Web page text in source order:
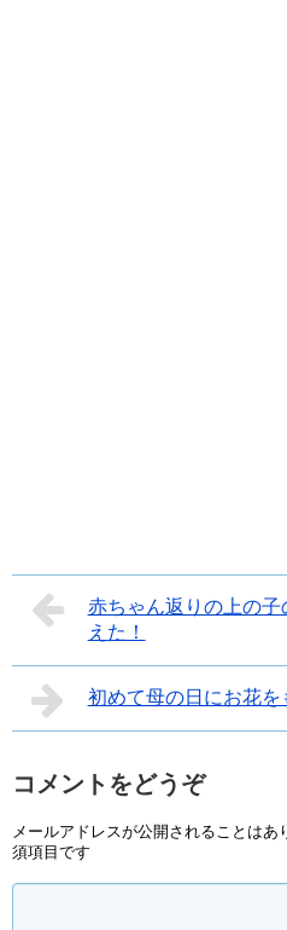
赤ちゃん返りの上の
えた！
初めて母の日にお花を
コメントをどうぞ
メールアドレスが公開されることはあ
須項目です